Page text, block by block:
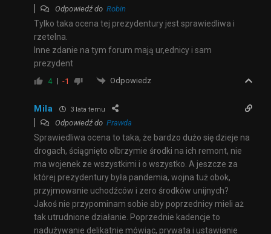
Odpowiedź do Robin
Tylko taka ocena tej prezydentury jest sprawiedliwa i
rzetelna.
Inne zdanie na tym forum mają ur,ednicy i sam
prezydent
4 -1 Odpowiedz
Mila 3 lata temu
Odpowiedź do Prawda
Sprawiedliwa ocena to taka, że bardzo dużo się dzieje na
drogach, ściągnięto olbrzymie środki na ich remont, nie
ma wojenek ze wszystkimi i o wszystko. A jeszcze za
której prezydentury była pandemia, wojna tuż obok,
przyjmowanie uchodźców i zero środków unijnych?
Jakoś nie przypominam sobie aby poprzednicy mieli aż
tak utrudnione działanie. Poprzednie kadencje to
nadużywanie delikatnie mówiąc, prywata i ustawianie